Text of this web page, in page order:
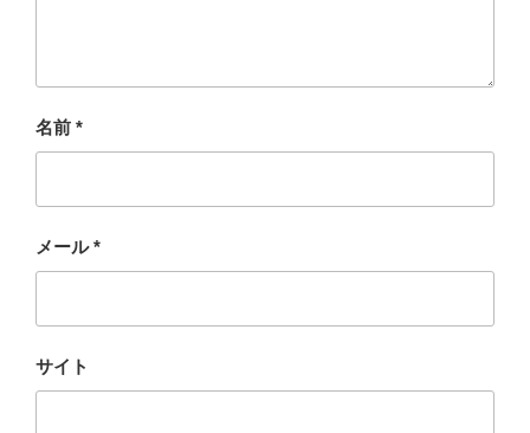
名前 *
メール*
サイト